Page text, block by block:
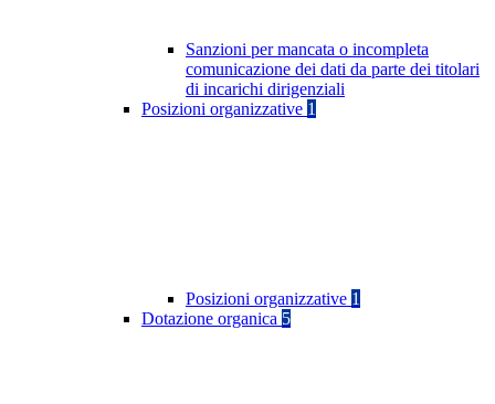
Sanzioni per mancata o incompleta
comunicazione dei dati da parte dei titolari
di incarichi dirigenziali
Posizioni organizzative 1
Posizioni organizzative 1
Dotazione organica 5